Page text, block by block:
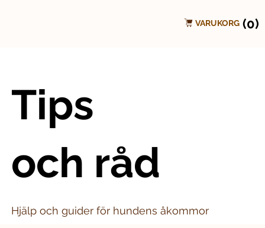
VARUKORG (0)
Tips
och råd
Hjälp och guider för hundens åkommor